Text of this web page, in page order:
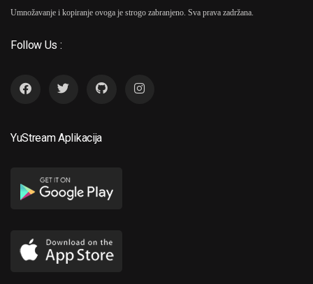
Umnožavanje i kopiranje ovoga je strogo zabranjeno. Sva prava zadržana.
Follow Us :
YuStream Aplikacija